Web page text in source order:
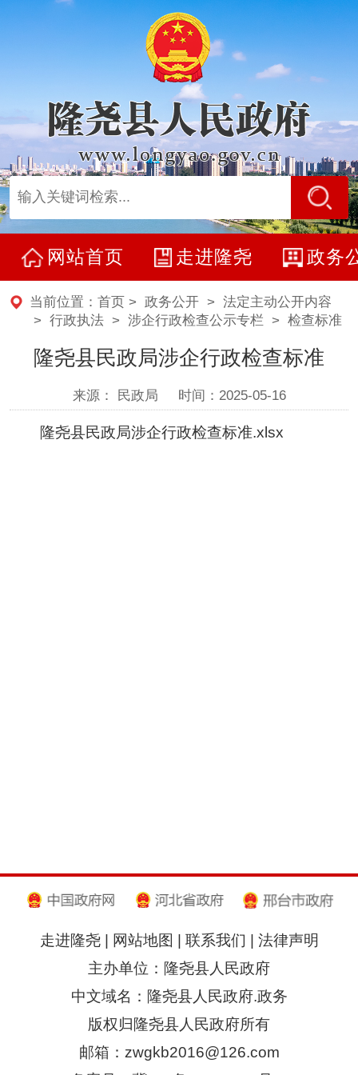
网站首页 走进隆尧 政务
当前位置： 首页 > 政务公开> 法定主动公开内容
> 行政执法 > 涉企行政检查公示专栏 > 检查标准
隆尧县民政局涉企行政检查标准
来源： 民政局 时间：2025-05-16
隆尧县民政局涉企行政检查标准.xlsx
走进隆尧| 网站地图 联系我们
法律声明
主办单位：隆尧县人民政府
中文域名：隆尧县人民政府.政务
版权归隆尧县人民政府所有
邮箱：zwgkb2016@126.com